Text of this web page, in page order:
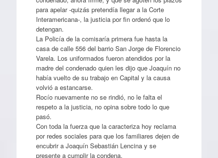
para apelar -quizás pretendía llegar a la Corte
Interamericana-, la justicia por fin ordenó que lo
detengan.
La Policía de la comisaría primera fue hasta la
casa de calle 556 del barrio San Jorge de Florencio
Varela. Los uniformados fueron atendidos por la
madre del condenado quien les dijo que Joaquín no
había vuelto de su trabajo en Capital y la causa
volvió a estancarse.
Rocío nuevamente no se rindió, no le falta el
respeto a la justicia, no opina sobre todo lo que
pasó.
Con toda la fuerza que la caracteriza hoy reclama
por redes sociales para que los familiares dejen de
encubrir a Joaquín Sebastián Lencina y se
presente a cumplir la condena.